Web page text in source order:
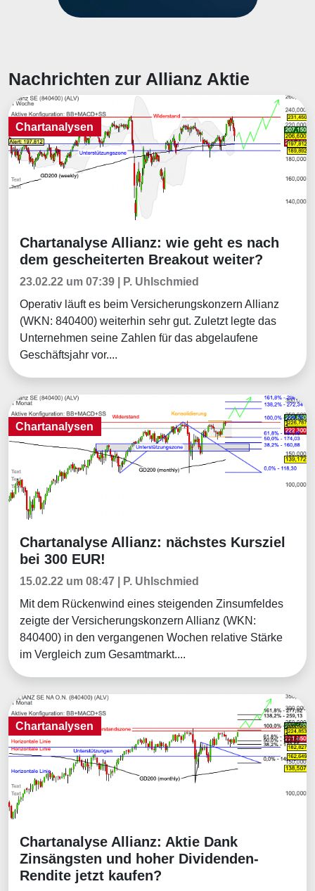
Nachrichten zur Allianz Aktie
Chartanalysen
Chartanalysen
Chartanalyse Allianz: wie geht es nach
dem gescheiterten Breakout weiter?
23.02.22 um 07:39 | P. Uhlschmied
Operativ läuft es beim Versicherungskonzern Allianz
(WKN: 840400) weiterhin sehr gut. Zuletzt legte das
Unternehmen seine Zahlen für das abgelaufene
Geschäftsjahr vor....
Chartanalysen
Chartanalysen
Chartanalyse Allianz: nächstes Kursziel
bei 300 EUR!
15.02.22 um 08:47 | P. Uhlschmied
Mit dem Rückenwind eines steigenden Zinsumfeldes
zeigte der Versicherungskonzern Allianz (WKN:
840400) in den vergangenen Wochen relative Stärke
im Vergleich zum Gesamtmarkt....
Chartanalysen
Chartanalysen
Chartanalyse Allianz: Aktie Dank
Zinsängsten und hoher Dividenden-
Rendite jetzt kaufen?